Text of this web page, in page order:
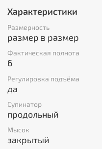
Характеристики
Размерность
размер в размер
Фактическая полнота
6
Регулировка подъёма
да
Супинатор
продольный
Мысок
закрытый